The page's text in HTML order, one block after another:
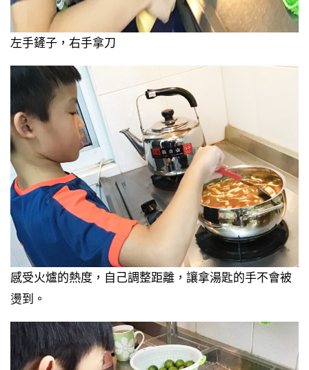
左手鏟子，右手拿刀
感受火爐的熱度，自己調整距離，讓拿湯匙的手不會被
燙到。